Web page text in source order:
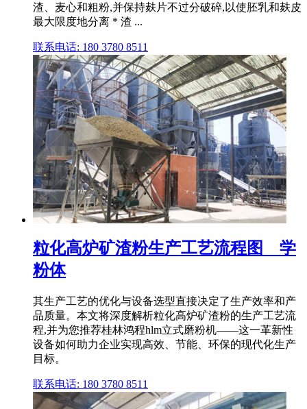
渣、麦心和粗粉,并保持麸片不过分破碎,以使胚乳和麸皮
最大限度地分离 * 渣 ...
联系电话: 180 3780 8511
粒化高炉矿渣粉生产工艺流程图 _ 学
粉体
其生产工艺的优化与设备选型直接决定了生产效率和产
品质量。本文将深度解析粒化高炉矿渣粉的生产工艺流
程,并为您推荐桂林鸿程hlm立式磨粉机——这一革新性
设备如何助力企业实现高效、节能、环保的现代化生产
目标。
联系电话: 180 3780 8511